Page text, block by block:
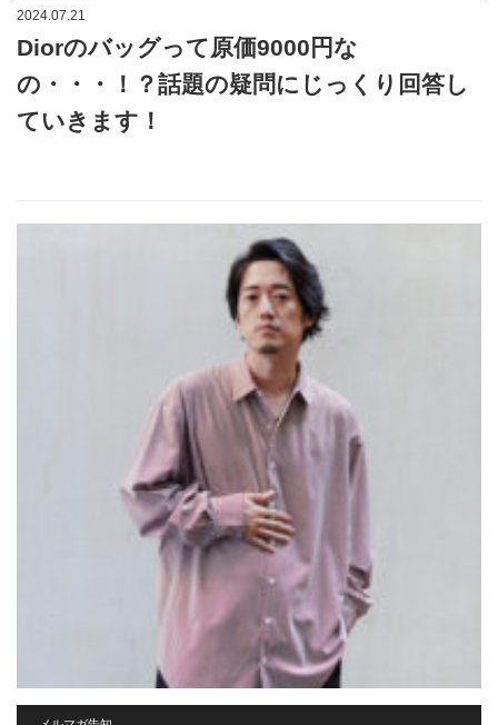
2024.07.21
Diorのバッグって原価9000円な
の・・・！？話題の疑問にじっくり回答し
ていきます！